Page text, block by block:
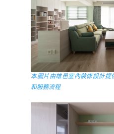
本圖片由雄邑室內裝修設計
和服務流程